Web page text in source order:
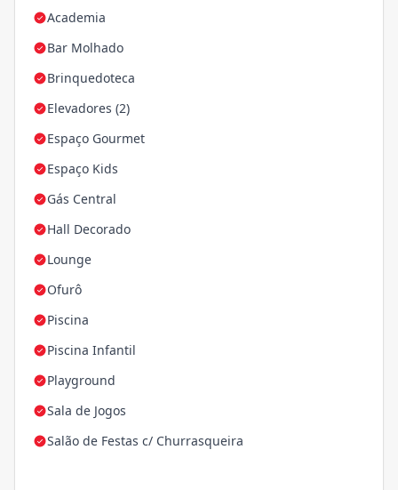
Academia
Bar Molhado
Brinquedoteca
Elevadores (2)
Espaço Gourmet
Espaço Kids
Gás Central
Hall Decorado
Lounge
Ofurô
Piscina
Piscina Infantil
Playground
Sala de Jogos
Salão de Festas c/ Churrasqueira